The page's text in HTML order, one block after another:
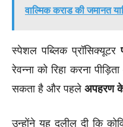
वाल्मिक कराड की जमानत
स्पेशल पब्लिक प्रॉसिक्यूटर
रेवन्ना को रिहा करना
सकता है और पहले अपहरण के
उन्होंने यह दलील दी कि